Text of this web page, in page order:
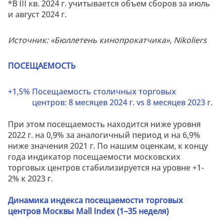
*В III кв. 2024 г. учитывается объем сборов за июль
и август 2024 г.
Источник: «Бюллетень кинопрокатчика», Nikoliers
ПОСЕЩАЕМОСТЬ
+1,5% Посещаемость столичных торговых
центров: 8 месяцев 2024 г. vs 8 месяцев 2023 г.
При этом посещаемость находится ниже уровня
2022 г. на 0,9% за аналогичный период и на 6,9%
ниже значения 2021 г. По нашим оценкам, к концу
года индикатор посещаемости московских
торговых центров стабилизируется на уровне +1-
2% к 2023 г.
Динамика индекса посещаемости торговых
центров Москвы Mall Index (1–35 неделя)